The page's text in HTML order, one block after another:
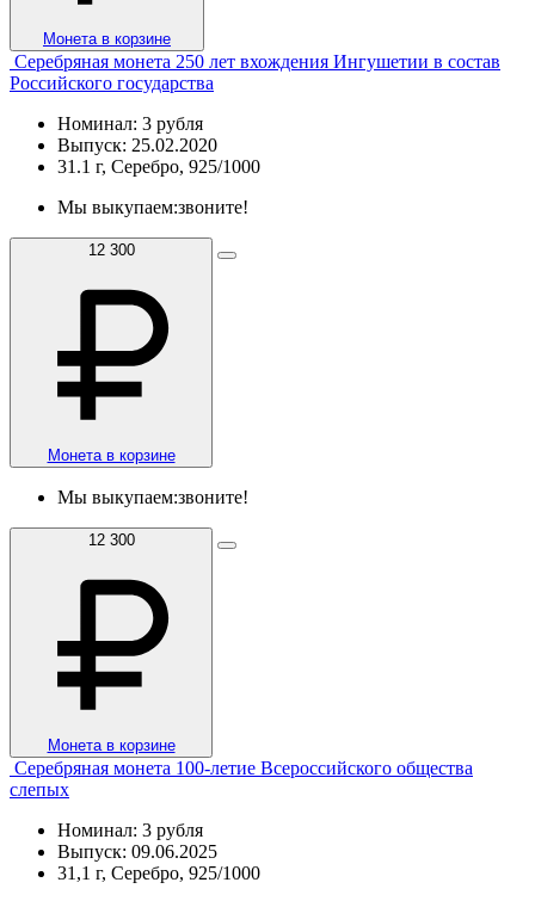
Монета в корзине
Серебряная монета 250 лет вхождения Ингушетии в состав
Российского государства
Номинал: 3 рубля
Выпуск: 25.02.2020
31.1 г, Серебро, 925/1000
Мы выкупаем:звоните!
12 300
Монета в корзине
Мы выкупаем:звоните!
12 300
Монета в корзине
Серебряная монета 100-летие Всероссийского общества
слепых
Номинал: 3 рубля
Выпуск: 09.06.2025
31,1 г, Серебро, 925/1000